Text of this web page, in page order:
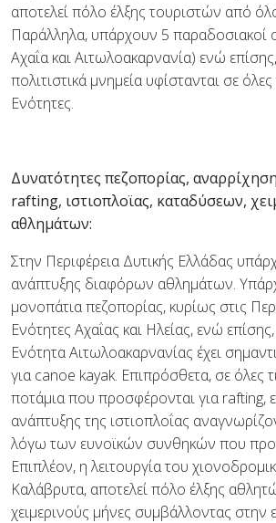
αποτελεί πόλο έλξης τουριστών από
Παράλληλα, υπάρχουν 5 παραδοσιακοί
Αχαΐα και Αιτωλοακαρνανία) ενώ
πολιτιστικά μνημεία υφίστανται σε όλες
Ενότητες.
Δυνατότητες πεζοπορίας,
rafting, ιστιοπλοϊας, καταδύσεων,
αθλημάτων:
Στην Περιφέρεια Δυτικής Ελλάδας
ανάπτυξης διαφόρων αθλημάτων.
μονοπάτια πεζοπορίας, κυρίως στις
Ενότητες Αχαΐας και Ηλείας, ενώ
Ενότητα Αιτωλοακαρνανίας έχει
για canoe kayak. Επιπρόσθετα, σε όλες
ποτάμια που προσφέρονται για rafting,
ανάπτυξης της ιστιοπλοΐας
λόγω των ευνοϊκών συνθηκών που
Επιπλέον, η λειτουργία του
Καλάβρυτα, αποτελεί πόλο έλξης
χειμερινούς μήνες συμβάλλοντας στην